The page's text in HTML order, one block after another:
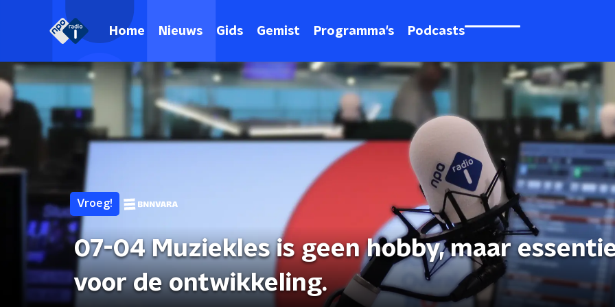
Home Nieuws Gids Gemist Programma's Podcasts
Vroeg!
07-04 Muziekles is geen hobby, maar
voor de ontwikkeling.